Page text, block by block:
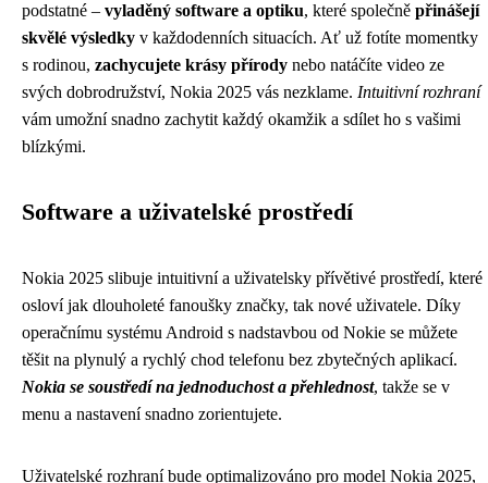
podstatné – vyladěný software a optiku, které společně přinášejí
skvělé výsledky v každodenních situacích. Ať už fotíte momentky
s rodinou, zachycujete krásy přírody nebo natáčíte video ze
svých dobrodružství, Nokia 2025 vás nezklame. Intuitivní rozhraní
vám umožní snadno zachytit každý okamžik a sdílet ho s vašimi
blízkými.
Software a uživatelské prostředí
Nokia 2025 slibuje intuitivní a uživatelsky přívětivé prostředí, které
osloví jak dlouholeté fanoušky značky, tak nové uživatele. Díky
operačnímu systému Android s nadstavbou od Nokie se můžete
těšit na plynulý a rychlý chod telefonu bez zbytečných aplikací.
Nokia se soustředí na jednoduchost a přehlednost, takže se v
menu a nastavení snadno zorientujete.
Uživatelské rozhraní bude optimalizováno pro model Nokia 2025,